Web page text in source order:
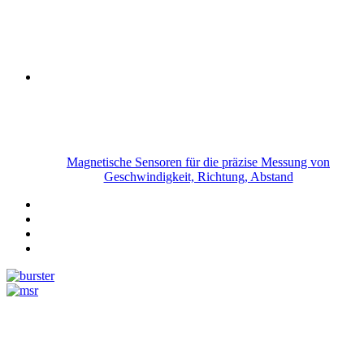
Magnetische Sensoren für die präzise Messung von
Geschwindigkeit, Richtung, Abstand